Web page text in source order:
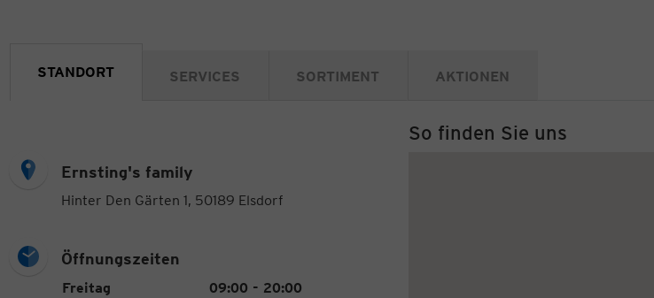
STANDORT SERVICES SORTIMENT AKTIONEN
Ernsting's family
Hinter Den Gärten 1, 50189 Elsdorf
Öffnungszeiten
Öffnungszeiten
Wochentag
Freitag
09:00 - 20:00
So finden Sie uns